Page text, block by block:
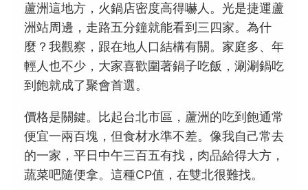
蘆洲這地方，火鍋店密度高得嚇人。光是捷運蘆
洲站周邊，走路五分鐘就能看到三四家。為什
麼？我觀察，跟在地人口結構有關。家庭多、年
輕人也不少，大家喜歡圍著鍋子吃飯，涮涮鍋吃
到飽就成了聚會首選。
價格是關鍵。比起台北市區，蘆洲的吃到飽通常
便宜一兩百塊，但食材水準不差。像我自己常去
的一家，平日中午三百五有找，肉品給得大方，
蔬菜吧隨便拿。這種CP值，在雙北很難找。